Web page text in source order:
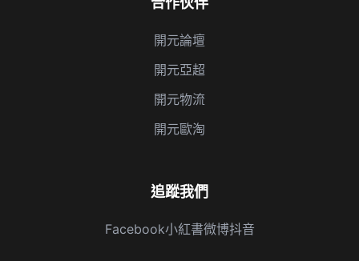
開元論壇
開元亞超
開元物流
開元歐淘
追蹤我們
Facebook小紅書微博抖音